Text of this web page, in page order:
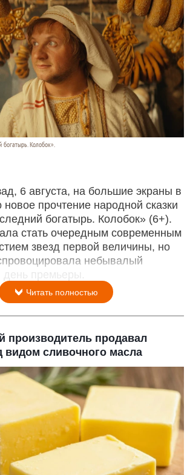
Колобок».
6 августа, на большие экраны в
прочтение народной сказки
богатырь. Колобок» (6+).
стать очередным современным
звезд первой величины, но
небывалый
премьеры.
Читать полностью
производитель продавал
видом сливочного масла